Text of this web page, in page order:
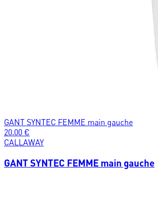
GANT SYNTEC FEMME main gauche
20.00 €
CALLAWAY
GANT SYNTEC FEMME main gauche